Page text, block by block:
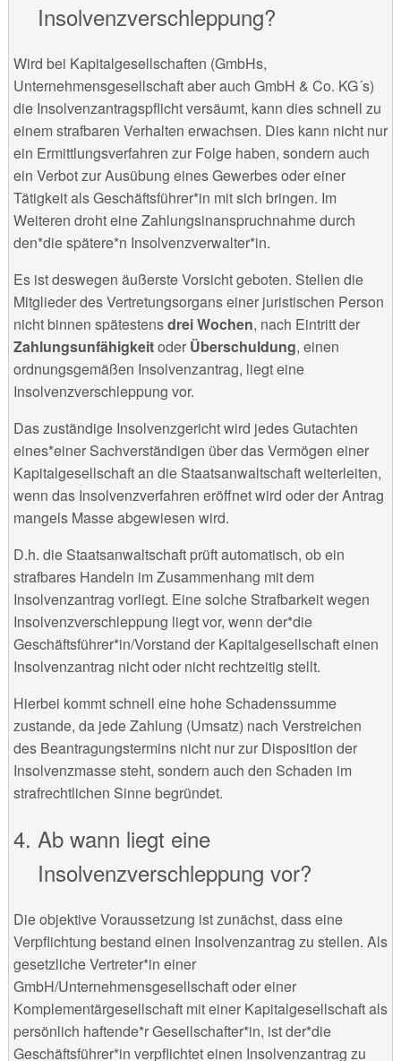
Insolvenzverschleppung?
Wird bei Kapitalgesellschaften (GmbHs,
Unternehmensgesellschaft aber auch GmbH & Co. KG´s)
die Insolvenzantragspflicht versäumt, kann dies schnell zu
einem strafbaren Verhalten erwachsen. Dies kann nicht nur
ein Ermittlungsverfahren zur Folge haben, sondern auch
ein Verbot zur Ausübung eines Gewerbes oder einer
Tätigkeit als Geschäftsführer*in mit sich bringen. Im
Weiteren droht eine Zahlungsinanspruchnahme durch
den*die spätere*n Insolvenzverwalter*in.
Es ist deswegen äußerste Vorsicht geboten. Stellen die
Mitglieder des Vertretungsorgans einer juristischen Person
nicht binnen spätestensdrei Wochen, nach Eintritt der
Zahlungsunfähigkeitoder Überschuldung, einen
ordnungsgemäßen Insolvenzantrag, liegt eine
Insolvenzverschleppung vor.
Das zuständige Insolvenzgericht wird jedes Gutachten
eines*einer Sachverständigen über das Vermögen einer
Kapitalgesellschaft an die Staatsanwaltschaft weiterleiten,
wenn das Insolvenzverfahren eröffnet wird oder der Antrag
mangels Masse abgewiesen wird.
D.h. die Staatsanwaltschaft prüft automatisch, ob ein
strafbares Handeln im Zusammenhang mit dem
Insolvenzantrag vorliegt. Eine solche Strafbarkeit wegen
Insolvenzverschleppung liegt vor, wenn der*die
Geschäftsführer*in/Vorstand der Kapitalgesellschaft einen
Insolvenzantrag nicht oder nicht rechtzeitig stellt.
Hierbei kommt schnell eine hohe Schadenssumme
zustande, da jede Zahlung (Umsatz) nach Verstreichen
des Beantragungstermins nicht nur zur Disposition der
Insolvenzmasse steht, sondern auch den Schaden im
strafrechtlichen Sinne begründet.
Ab wann liegt eine
Insolvenzverschleppung vor?
Die objektive Voraussetzung ist zunächst, dass eine
Verpflichtung bestand einen Insolvenzantrag zu stellen. Als
gesetzliche Vertreter*in einer
GmbH/Unternehmensgesellschaft oder einer
Komplementärgesellschaft mit einer Kapitalgesellschaft als
persönlich haftende*r Gesellschafter*in, ist der*die
Geschäftsführer*in verpflichtet einen Insolvenzantrag zu